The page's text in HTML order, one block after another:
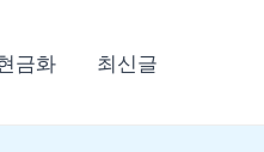
금화 최신글